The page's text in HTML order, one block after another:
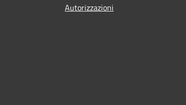
Autorizzazioni